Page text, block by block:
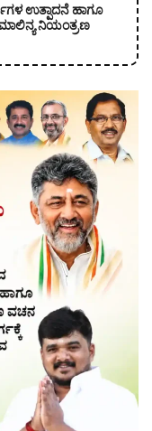
ಉತ್ಪಾದನೆ ಹಾಗೂ
ನಿಯಂತ್ರಣ